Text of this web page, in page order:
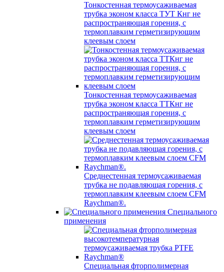
Тонкостенная термоусаживаемая
трубка эконом класса ТУТ Кнг не
распространяющая горения, с
термоплавким герметизирующим
клеевым слоем
Тонкостенная термоусаживаемая
трубка эконом класса ТТКнг не
распространяющая горения, с
термоплавким герметизирующим
клеевым слоем
Среднестенная термоусаживаемая
трубка не подавляющая горения, с
термоплавким клеевым слоем CFM
Raychman®.
Специального
применения
Специальная фторполимерная